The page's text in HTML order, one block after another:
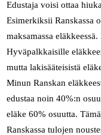
Edustaja voisi ottaa
Esimerkiksii Ranskassa
maksamassa
Hyväpalkkaisille
mutta lakisääteisistä
Minun Ranskan
edustaa noin 40%:n
eläke 60% osuutta.
Ranskassa tulojen